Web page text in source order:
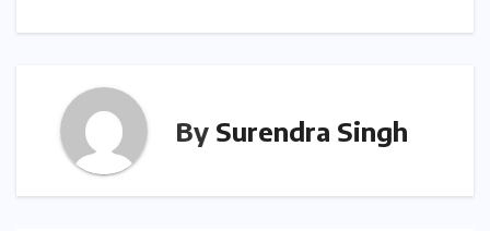
By Surendra Singh